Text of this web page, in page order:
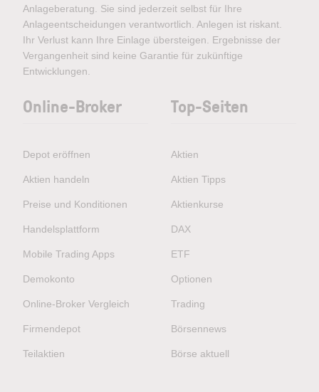
Anlageberatung. Sie sind jederzeit selbst für Ihre
Anlageentscheidungen verantwortlich. Anlegen ist riskant.
Ihr Verlust kann Ihre Einlage übersteigen. Ergebnisse der
Vergangenheit sind keine Garantie für zukünftige
Entwicklungen.
Online-Broker
Depot eröffnen
Aktien handeln
Preise und Konditionen
Handelsplattform
Mobile Trading Apps
Demokonto
Online-Broker Vergleich
Firmendepot
Teilaktien
Top-Seiten
Aktien
Aktien Tipps
Aktienkurse
DAX
ETF
Optionen
Trading
Börsennews
Börse aktuell